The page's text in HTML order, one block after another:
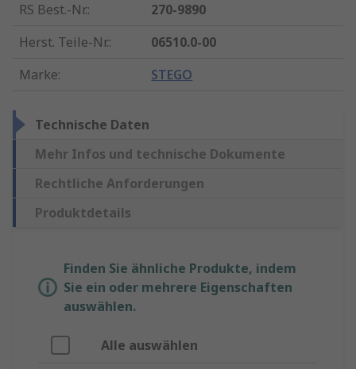
RS Best.-Nr.:
270-9890
Herst. Teile-Nr.:
06510.0-00
Marke: STEGO
Technische Daten
Mehr Infos und technische Dokumente
Rechtliche Anforderungen
Produktdetails
Finden Sie ähnliche Produkte, indem
Sie ein oder mehrere Eigenschaften
auswählen.
Alle auswählen